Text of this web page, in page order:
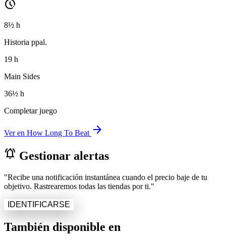
pace
8½ h
Historia ppal.
19 h
Main Sides
36½ h
Completar juego
Ver en How Long To Beat arrow_forward
notifications_active Gestionar alertas
"Recibe una notificación instantánea cuando el precio baje de tu
objetivo. Rastrearemos todas las tiendas por ti."
IDENTIFICARSE
También disponible en